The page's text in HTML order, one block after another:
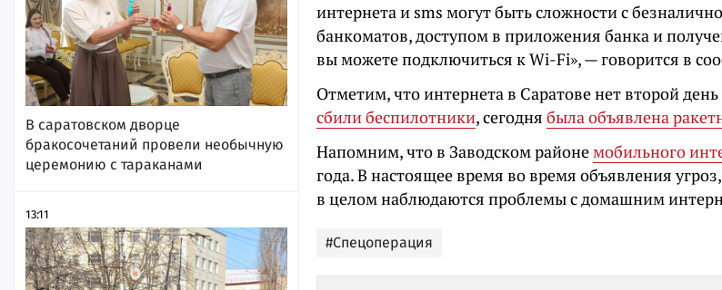
В саратовском дворце
бракосочетаний провели необычную
церемонию с тараканами
13:11
интернета и sms могут быть сложности с
банкоматов, доступом в приложения банка и
вы можете подключиться к Wi-Fi», — говорится в
Отметим, что интернета в Саратове нет второй
сбили беспилотники, сегодня была объявлена
Напомним, что в Заводском районемобильного
года. В настоящее время во время объявления
в целом наблюдаются проблемы с домашним
#Спецоперация